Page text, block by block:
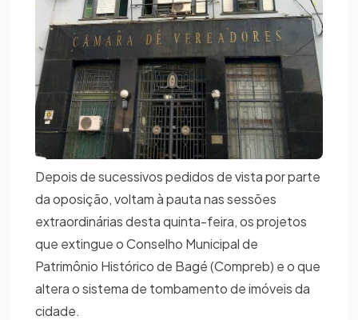
Depois de sucessivos pedidos de vista por parte
da oposição, voltam à pauta nas sessões
extraordinárias desta quinta-feira, os projetos
que extingue o Conselho Municipal de
Patrimônio Histórico de Bagé (Compreb) e o que
altera o sistema de tombamento de imóveis da
cidade.